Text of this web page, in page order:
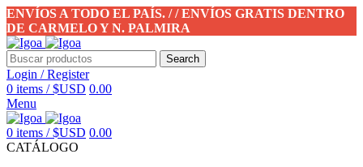
ENVÍOS A TODO EL PAÍS. / / ENVÍOS GRATIS DENTRO
DE CARMELO Y N. PALMIRA
Search
Login / Register
0 items / $USD 0.00
Menu
0 items / $USD 0.00
CATÁLOGO